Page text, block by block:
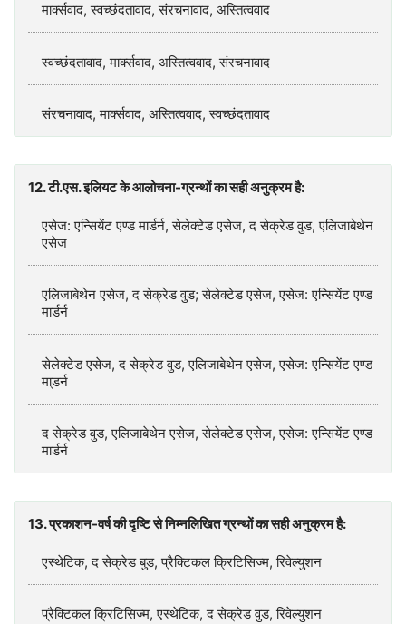
मार्क्सवाद, स्वच्छंदतावाद, संरचनावाद, अस्तित्ववाद
स्वच्छंदतावाद, मार्क्सवाद, अस्तित्ववाद, संरचनावाद
संरचनावाद, मार्क्सवाद, अस्तित्ववाद, स्वच्छंदतावाद
12. टी.एस. इलियट के आलोचना-ग्रन्थों का सही अनुक्रम है:
एसेज: एन्सियेंट एण्ड मार्डर्न, सेलेक्टेड एसेज, द सेक्रेड वुड, एलिजाबेथेन
एसेज
एलिजाबेथेन एसेज, द सेक्रेड वुड; सेलेक्टेड एसेज, एसेज: एन्सियेंट एण्ड
मार्डर्न
सेलेक्टेड एसेज, द सेक्रेड वुड, एलिजाबेथेन एसेज, एसेज: एन्सियेंट एण्ड
मा्डर्न
द सेक्रेड वुड, एलिजाबेथेन एसेज, सेलेक्टेड एसेज, एसेज: एन्सियेंट एण्ड
मार्डर्न
13. प्रकाशन-वर्ष की दृष्टि से निम्नलिखित ग्रन्थों का सही अनुक्रम है:
एस्थेटिक, द सेक्रेड बुड, प्रैक्टिकल क्रिटिसिज्म, रिवेल्युशन
प्रैक्टिकल क्रिटिसिज्म, एस्थेटिक, द सेक्रेड वुड, रिवेल्युशन